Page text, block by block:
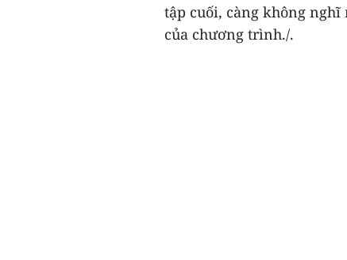
tập cuối, càng không
của chương trình./.